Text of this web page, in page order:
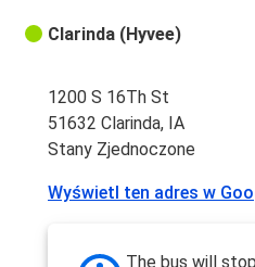
Clarinda (Hyvee)
1200 S 16Th St
51632 Clarinda, IA
Stany Zjednoczone
Wyświetl ten adres w
The bus will